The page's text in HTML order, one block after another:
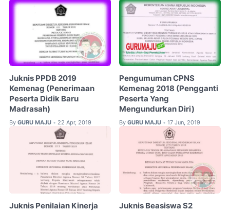
Juknis PPDB 2019
Kemenag (Penerimaan
Peserta Didik Baru
Madrasah)
By GURU MAJU • 22 Apr, 2019
Pengumuman CPNS
Kemenag 2018 (Pengganti
Peserta Yang
Mengundurkan Diri)
By GURU MAJU • 17 Jun, 2019
Juknis Penilaian Kinerja
Juknis Beasiswa S2